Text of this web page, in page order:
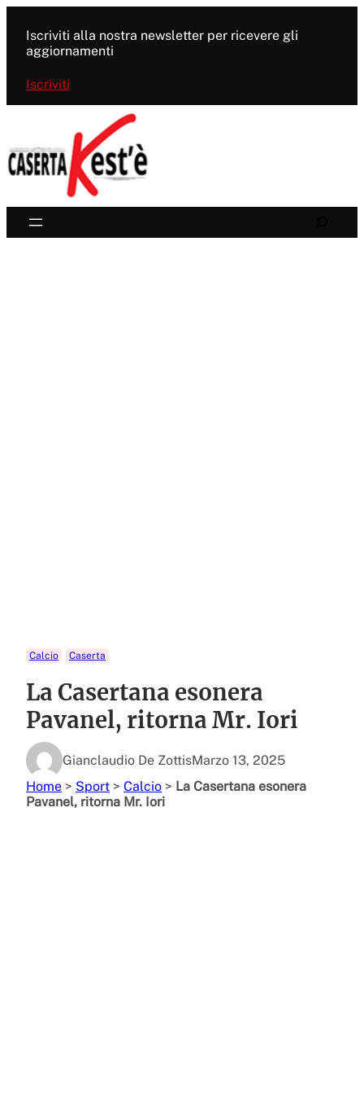
contenuto
Iscriviti alla nostra newsletter per ricevere gli
aggiornamenti
Iscriviti
Calcio Caserta
La Casertana esonera
Pavanel, ritorna Mr. Iori
Gianclaudio De ZottisMarzo 13, 2025
Home > Sport > Calcio > La Casertana esonera
Pavanel, ritorna Mr. Iori